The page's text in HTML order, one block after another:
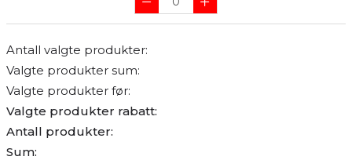
Antall valgte produkter:
Valgte produkter sum:
Valgte produkter før:
Valgte produkter rabatt:
Antall produkter:
Sum: